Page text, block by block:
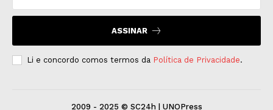
ASSINAR
Li e concordo comos termos da Política de Privacidade.
2009 - 2025 © SC24h | UNOPress